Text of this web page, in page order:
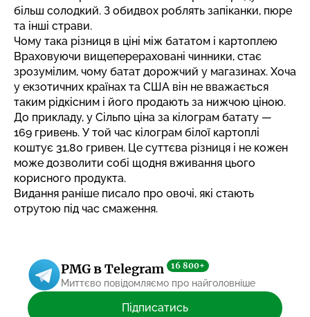
більш солодкий. З обидвох роблять запіканки, пюре
та інші страви.
Чому така різниця в ціні між бататом і картоплею
Враховуючи вищеперераховані чинники, стає
зрозумілим, чому батат дорожчий у магазинах. Хоча
у екзотичних країнах та США він не вважається
таким рідкісним і його продають за нижчою ціною.
До прикладу, у Сільпо ціна за кілограм батату —
169 гривень. У той час кілограм білої картоплі
коштує 31,80 гривен. Це суттєва різниця і не кожен
може дозволити собі щодня вживання цього
корисного продукта.
Видання раніше писало про овочі, які стають
отрутою під час смаження.
PMG в Telegram 16 800+
Миттєво повідомляємо про найголовніше
Підписатись